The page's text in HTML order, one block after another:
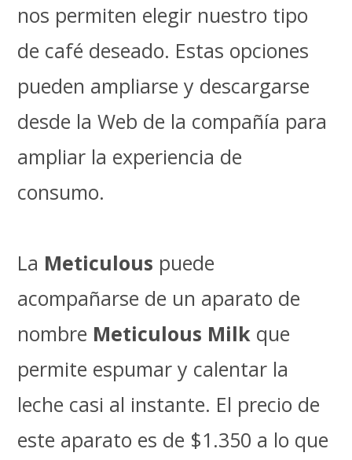
nos permiten elegir nuestro tipo
de café deseado. Estas opciones
pueden ampliarse y descargarse
desde la Web de la compañía para
ampliar la experiencia de
consumo.
La Meticulous puede
acompañarse de un aparato de
nombre Meticulous Milk que
permite espumar y calentar la
leche casi al instante. El precio de
este aparato es de $1.350 a lo que